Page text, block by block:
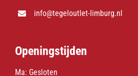
info@tegeloutlet-limburg.nl
Openingstijden
Ma: Gesloten